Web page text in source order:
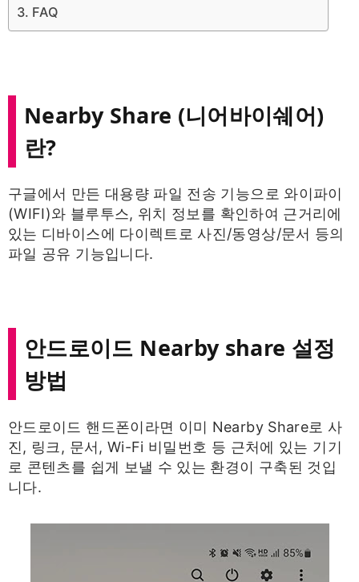
FAQ
Nearby Share (니어바이쉐어)
란?
구글에서 만든 대용량 파일 전송 기능으로 와이파이
(WIFI)와 블루투스, 위치 정보를 확인하여 근거리에
있는 디바이스에 다이렉트로 사진/동영상/문서 등의
파일 공유 기능입니다.
안드로이드 Nearby share 설정
방법
안드로이드 핸드폰이라면 이미 Nearby Share로 사
진, 링크, 문서, Wi-Fi 비밀번호 등 근처에 있는 기기
로 콘텐츠를 쉽게 보낼 수 있는 환경이 구축된 것입
니다.